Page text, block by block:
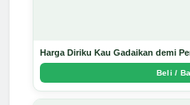
Harga Diriku Kau Gadaikan demi
Beli /